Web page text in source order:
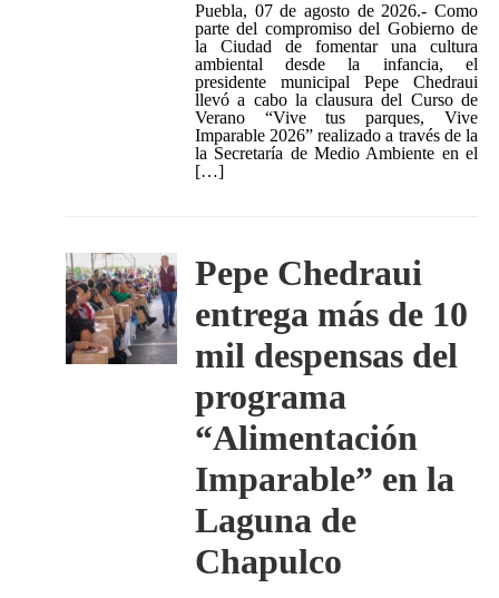
Puebla, 07 de agosto de 2026.- Como
parte del compromiso del Gobierno de
la Ciudad de fomentar una cultura
ambiental desde la infancia, el
presidente municipal Pepe Chedraui
llevó a cabo la clausura del Curso de
Verano “Vive tus parques, Vive
Imparable 2026” realizado a través de la
la Secretaría de Medio Ambiente en el
[…]
Pepe Chedraui
entrega más de 10
mil despensas del
programa
“Alimentación
Imparable” en la
Laguna de
Chapulco